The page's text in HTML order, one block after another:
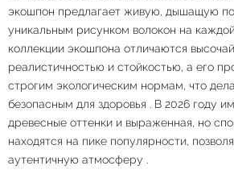
экошпон предлагает живую, дышащую
уникальным рисунком волокон на
коллекции экошпона отличаются
реалистичностью и стойкостью, а его
строгим экологическим нормам, что
безопасным для здоровья . В 2026 году
древесные оттенки и выраженная, но
находятся на пике популярности,
аутентичную атмосферу .